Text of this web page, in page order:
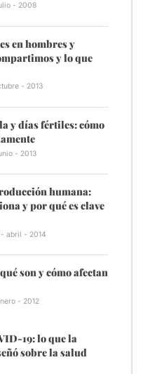
- 2008
en hombres y
y lo que
- 2013
y días fértiles: cómo
- 2013
humana:
y por qué es clave
abril - 2014
son y cómo afectan
- 2012
19: lo que la
sobre la salud